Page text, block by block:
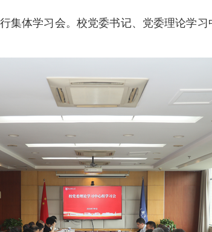
体学习会。校党委书记、党委理论学习